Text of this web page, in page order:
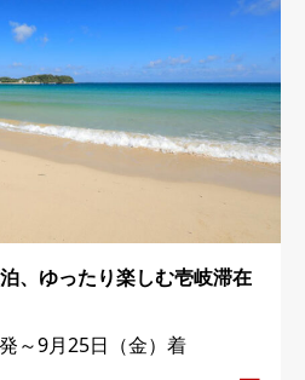
、ゆったり楽しむ壱岐滞在
～9月25日（金）着